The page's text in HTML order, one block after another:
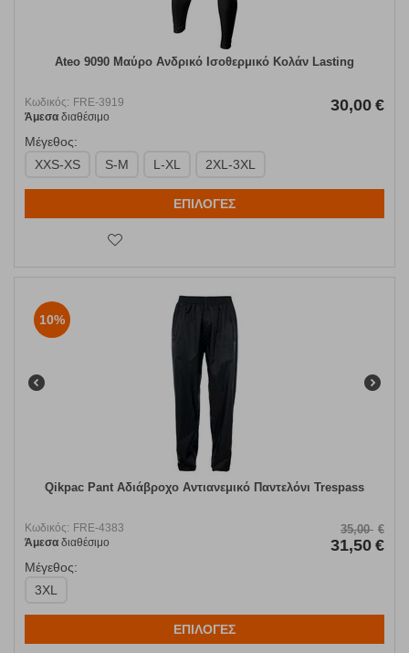
Ateo 9090 Μαύρο Ανδρικό Ισοθερμικό Κολάν Lasting
Κωδικός: FRE-3919
Άμεσα διαθέσιμο
30,00 €
Μέγεθος:
XXS-XS
S-M L-XL 2XL-3XL
ΕΠΙΛΟΓΕΣ
10%
Qikpac Pant Αδιάβροχο Αντιανεμικό Παντελόνι Trespass
Κωδικός: FRE-4383
Άμεσα διαθέσιμο
35,00 €
31,50 €
Μέγεθος:
3XL
ΕΠΙΛΟΓΕΣ